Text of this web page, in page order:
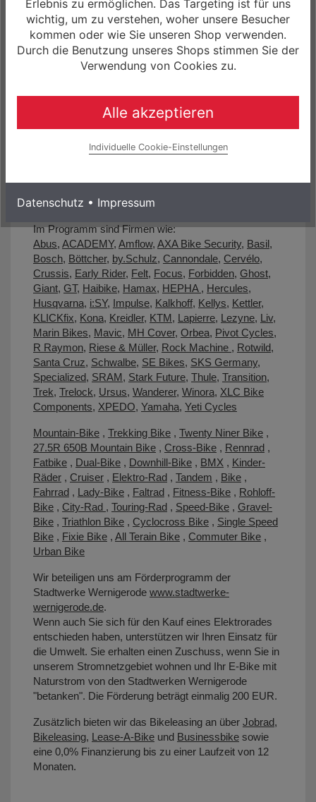
Bike-Händler in Wernigerode
Besuche uns imBadbikes StoreinWernigerodeund
entdecke die komplette Auswahl anHusqvarna E-
, einschließlich der E-Trekking-Bikes,
dabei, das perfekteE-Bikefür deine Bedürfnisse zu
Badbikes Storeist bequem erreichbar
aus vielen umliegenden Städten wieMagdeburg,
Braunschweig,Wolfsburg,Halberstadt,
Sangerhausen,Bad Harzburg,Peine,Blankenburg
Bike, das dich auf jedes Abenteuer begleitet!
Im Programm sind Firmen wie:
Abus, ACADEMY, Amflow, AXA Bike Security, Basil,
Bosch, Böttcher, by.Schulz, Cannondale, Cervélo,
Crussis, Early Rider, Felt, Focus, Forbidden, Ghost,
Giant, GT, Haibike, Hamax, HEPHA , Hercules,
Husqvarna, i:SY, Impulse, Kalkhoff, Kellys, Kettler,
KLICKfix, Kona, Kreidler, KTM, Lapierre, Lezyne, Liv,
Marin Bikes, Mavic, MH Cover, Orbea, Pivot Cycles,
R Raymon, Riese & Müller, Rock Machine , Rotwild,
Santa Cruz, Schwalbe, SE Bikes, SKS Germany,
Specialized, SRAM, Stark Future, Thule, Transition,
Trek, Trelock, Ursus, Wanderer, Winora, XLC Bike
Components, XPEDO, Yamaha, Yeti Cycles
Mountain-Bike , Trekking Bike , Twenty Niner Bike ,
27.5R 650B Mountain Bike , Cross-Bike , Rennrad ,
Fatbike , Dual-Bike , Downhill-Bike , BMX , Kinder-
Räder , Cruiser , Elektro-Rad , Tandem , Bike ,
Fahrrad , Lady-Bike , Faltrad , Fitness-Bike , Rohloff-
Bike , City-Rad , Touring-Rad , Speed-Bike , Gravel-
Bike , Triathlon Bike , Cyclocross Bike , Single Speed
Bike , Fixie Bike , All Terain Bike , Commuter Bike ,
Urban Bike
Wir beteiligen uns am Förderprogramm der
Stadtwerke Wernigerode www.stadtwerke-
wernigerode.de.
Wenn auch Sie sich für den Kauf eines Elektrorades
entschieden haben, unterstützen wir Ihren Einsatz für
die Umwelt. Sie erhalten einen Zuschuss, wenn Sie in
unserem Stromnetzgebiet wohnen und Ihr E-Bike mit
Naturstrom von den Stadtwerken Wernigerode
"betanken". Die Förderung beträgt einmalig 200 EUR.
Zusätzlich bieten wir das Bikeleasing an über Jobrad,
Bikeleasing, Lease-A-Bike und Businessbike sowie
eine 0,0% Finanzierung bis zu einer Laufzeit von 12
Monaten.
Erlebnis zu ermöglichen. Das Targeting ist für uns
wichtig, um zu verstehen, woher unsere Besucher
kommen oder wie Sie unseren Shop verwenden.
Durch die Benutzung unseres Shops stimmen Sie der
Verwendung von Cookies zu.
Alle akzeptieren
Individuelle Cookie-Einstellungen
Datenschutz • Impressum